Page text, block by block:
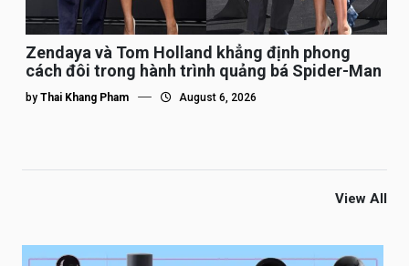
Zendaya và Tom Holland khẳng định phong
cách đôi trong hành trình quảng bá Spider-Man
by Thai Khang Pham August 6, 2026
View All